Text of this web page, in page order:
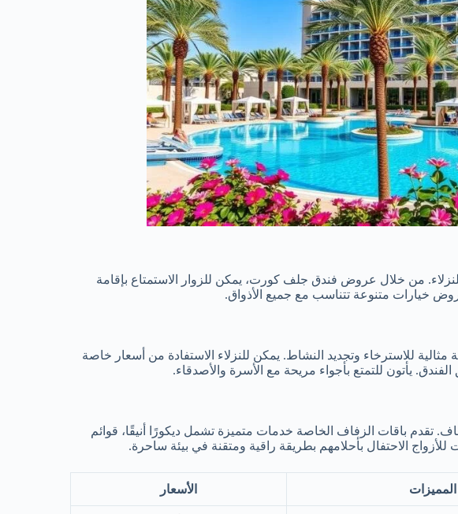
من خلال عروض فندق جلف كورت، يمكن للزوار الاستمتاع بإقامة
خيارات متنوعة تتناسب مع جميع الأذواق.
للاسترخاء وتجديد النشاط. يمكن للنزلاء الاستفادة من أسعار خاصة
يأتون للتمتع بأجواء مريحة مع الأسرة والأصدقاء.
تقدم باقات الزفاف الخاصة خدمات متميزة تشمل ديكورًا أنيقًا، قوائم
الاحتفال بأحلامهم بطريقة راقية ومتقنة في بيئة ساحرة.
المميزات الأسعار